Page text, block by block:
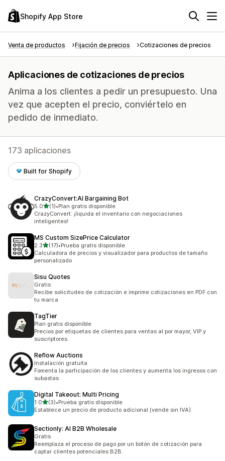
Shopify App Store
Venta de productos Fijación de precios Cotizaciones de precios
Aplicaciones de cotizaciones de precios
Anima a los clientes a pedir un presupuesto. Una
vez que acepten el precio, conviértelo en
pedido de inmediato.
173 aplicaciones
Built for Shopify
CrazyConvert:AI Bargaining Bot
5.0de 5 estrellas
(1)
1 reseñas en total
•Plan gratis disponible
CrazyConvert: ¡liquida el inventario con negociaciones
inteligentes!
MS Custom SizePrice Calculator
2.3de 5 estrellas
(17)
17 reseñas en total
•Prueba gratis disponible
Calculadora de precios y visualizador para productos de tamaño
personalizado
Sisu Quotes
Gratis
Recibe solicitudes de cotización e imprime cotizaciones en PDF con
tu marca
TagTier
Plan gratis disponible
Precios por etiquetas de clientes para ventas al por mayor, VIP y
suscriptores.
Reflow Auctions
Instalación gratuita
Fomenta la participación de los clientes y aumenta los ingresos con
subastas
Digital Takeout: Multi Pricing
1.0de 5 estrellas
(3)
3 reseñas en total
•Prueba gratis disponible
Establece un precio de producto adicional (vende sin IVA).
Sectionly: AI B2B Wholesale
Gratis
Reemplaza el proceso de pago por un botón de cotización para
captar clientes potenciales B2B.